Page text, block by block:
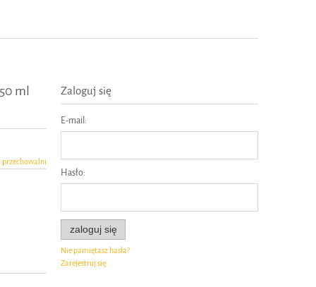
ml
przechowalni
Zaloguj się
E-mail:
Hasło:
zaloguj się
Nie pamiętasz hasła?
Zarejestruj się